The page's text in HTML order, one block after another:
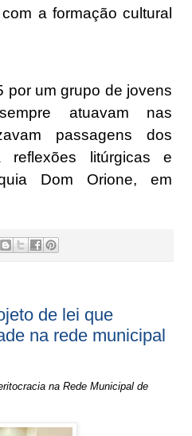
a formação cultural
por um grupo de jovens
atuavam nas
passagens dos
reflexões litúrgicas e
Dom Orione, em
de lei que
na rede municipal
na Rede Municipal de